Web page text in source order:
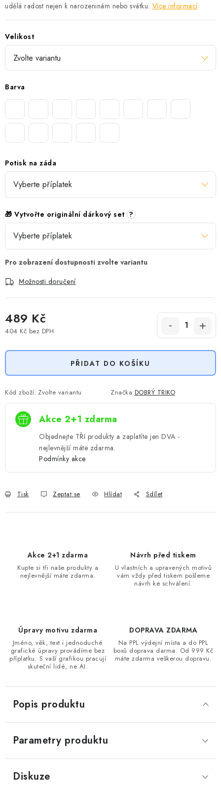
udělá radost nejen k narozeninám nebo svátku. Více informací
Velikost
Barva
Potisk na záda
🎁 Vytvořte originální dárkový set ?
Možnosti doručení
489 Kč
404 Kč bez DPH
PŘIDAT DO KOŠÍKU
Kód zboží: Zvolte variantu Značka:DOBRÝ TRIKO
Akce 2+1 zdarma
Objednejte TŘI produkty a zaplatíte jen DVA -
nejlevnější máte zdarma.
Podmínky akce
Tisk Zeptat se Hlídat Sdílet
Akce 2+1 zdarma
Kupte si tři naše produkty a
nejlevnější máte zdarma.
Návrh před tiskem
U vlastních a upravených motivů
vám vždy před tiskem pošleme
návrh ke schválení.
Úpravy motivu zdarma
Jméno, věk, text i jednoduché
grafické úpravy provádíme bez
příplatku. S vaší grafikou pracují
skuteční lidé, ne AI.
DOPRAVA ZDARMA
Na PPL výdejní místa a do PPL
boxů doprava darma. Od 999 Kč
máte zdarma veškerou dopravu.
Popis produktu
Parametry produktu
Diskuze